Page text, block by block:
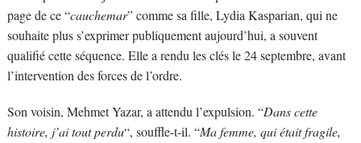
page de ce “cauchemar” comme sa fille, Lydia Kasparian, qui ne
souhaite plus s’exprimer publiquement aujourd’hui, a souvent
qualifié cette séquence. Elle a rendu les clés le 24 septembre, avant
l’intervention des forces de l’ordre.
Son voisin, Mehmet Yazar, a attendu l’expulsion. “Dans cette
histoire, j’ai tout perdu“, souffle-t-il. “Ma femme, qui était fragile,